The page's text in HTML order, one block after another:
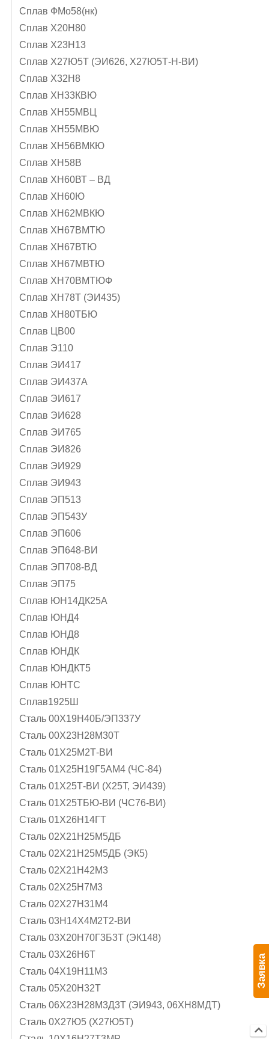
Сплав ФМо58(нк)
Сплав Х20Н80
Сплав Х23Н13
Сплав Х27Ю5Т (ЭИ626, Х27Ю5Т-Н-ВИ)
Сплав Х32Н8
Сплав ХН33КВЮ
Сплав ХН55МВЦ
Сплав ХН55МВЮ
Сплав ХН56ВМКЮ
Сплав ХН58В
Сплав ХН60ВТ – ВД
Сплав ХН60Ю
Сплав ХН62МВКЮ
Сплав ХН67ВМТЮ
Сплав ХН67ВТЮ
Сплав ХН67МВТЮ
Сплав ХН70ВМТЮФ
Сплав ХН78Т (ЭИ435)
Сплав ХН80ТБЮ
Сплав ЦВ00
Сплав Э110
Сплав ЭИ417
Сплав ЭИ437А
Сплав ЭИ617
Сплав ЭИ628
Сплав ЭИ765
Сплав ЭИ826
Сплав ЭИ929
Сплав ЭИ943
Сплав ЭП513
Сплав ЭП543У
Сплав ЭП606
Сплав ЭП648-ВИ
Сплав ЭП708-ВД
Сплав ЭП75
Сплав ЮН14ДК25А
Сплав ЮНД4
Сплав ЮНД8
Сплав ЮНДК
Сплав ЮНДКТ5
Сплав ЮНТС
Сплав1925Ш
Сталь 00Х19Н40Б/ЭП337У
Сталь 00Х23Н28М30Т
Сталь 01Х25М2Т-ВИ
Сталь 01Х25Н19Г5АМ4 (ЧС-84)
Сталь 01Х25Т-ВИ (Х25Т, ЭИ439)
Сталь 01Х25ТБЮ-ВИ (ЧС76-ВИ)
Сталь 01Х26Н14ГТ
Сталь 02Х21Н25М5ДБ
Сталь 02Х21Н25М5ДБ (ЭК5)
Сталь 02Х21Н42М3
Сталь 02Х25Н7М3
Сталь 02Х27Н31М4
Сталь 03Н14Х4М2Т2-ВИ
Сталь 03Х20Н70Г3Б3Т (ЭК148)
Сталь 03Х26Н6Т
Сталь 04Х19Н11М3
Сталь 05Х20Н32Т
Сталь 06Х23Н28М3Д3Т (ЭИ943, 06ХН8МДТ)
Сталь 0Х27Ю5 (Х27Ю5Т)
Заявка